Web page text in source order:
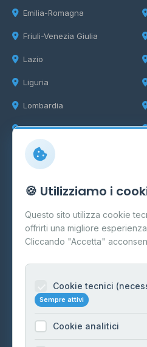
Emilia-Romagna
Friuli-Venezia Giulia
Lazio
Liguria
Lombardia
Marche
Info
Cos'è il GPL
FAQ
Contatti
Informazioni legali
Cookie Policy
🍪 Utilizziamo i
Questo sito utilizza cookie
offrirti una migliore
Cliccando "Accetta"
Cookie tecnici
Sempre attivi
Cookie analitici